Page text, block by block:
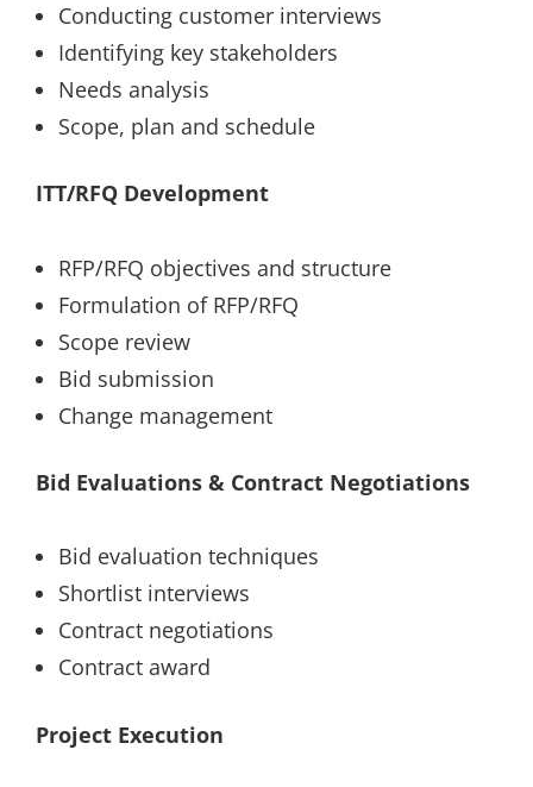
Conducting customer interviews
Identifying key stakeholders
Needs analysis
Scope, plan and schedule
ITT/RFQ Development
RFP/RFQ objectives and structure
Formulation of RFP/RFQ
Scope review
Bid submission
Change management
Bid Evaluations & Contract Negotiations
Bid evaluation techniques
Shortlist interviews
Contract negotiations
Contract award
Project Execution